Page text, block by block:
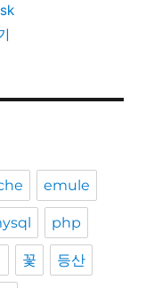
emule
php
꽃 등산